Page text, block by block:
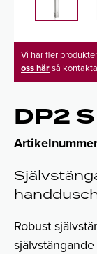
Vi har fler
oss härså
DP2 S
Robust